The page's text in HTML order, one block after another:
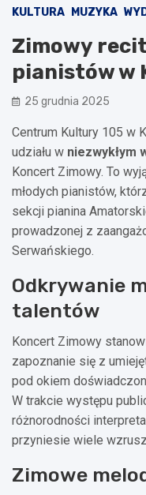
KULTURA MUZYKA
Zimowy
pianistów w
25 grudnia 2025
Centrum Kultury 105 w
udziału w niezwykłym
Koncert Zimowy. To
młodych pianistów,
sekcji pianina
prowadzonej z
Serwańskiego.
Odkrywanie
talentów
Koncert Zimowy
zapoznanie się z
pod okiem
W trakcie występu
różnorodności
przyniesie wiele
Zimowe